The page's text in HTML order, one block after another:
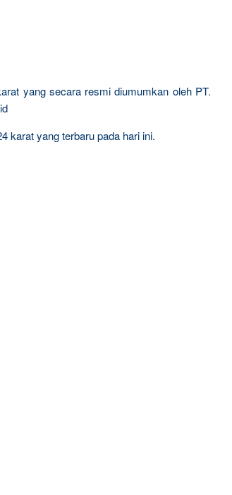
yang secara resmi diumumkan oleh PT.
karat yang terbaru pada hari ini.